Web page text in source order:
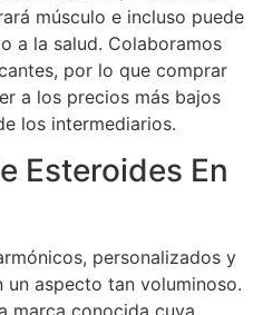
músculo e incluso puede
a la salud. Colaboramos
por lo que comprar
a los precios más bajos
los intermediarios.
Esteroides En
personalizados y
un aspecto tan voluminoso.